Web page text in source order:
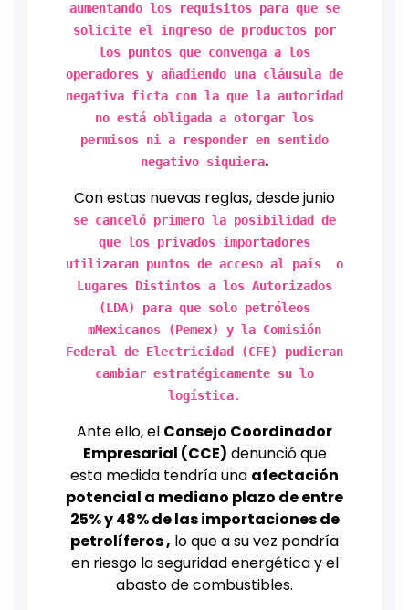
aumentando los requisitos para que se
solicite el ingreso de productos por
los puntos que convenga a los
operadores y añadiendo una cláusula de
negativa ficta con la que la autoridad
no está obligada a otorgar los
permisos ni a responder en sentido
negativo siquiera.
Con estas nuevas reglas, desde junio
se canceló primero la posibilidad de
que los privados importadores
utilizaran puntos de acceso al país
o
Lugares Distintos a los Autorizados
(LDA) para que solo petróleos
mMexicanos (Pemex) y la Comisión
Federal de Electricidad (CFE) pudieran
cambiar estratégicamente su lo
logística.
Ante ello, el Consejo Coordinador
Empresarial (CCE) denunció que
esta medida tendría una afectación
potencial a mediano plazo de entre
25% y 48% de las importaciones de
petrolíferos , lo que a su vez pondría
en riesgo la seguridad energética y el
abasto de combustibles.